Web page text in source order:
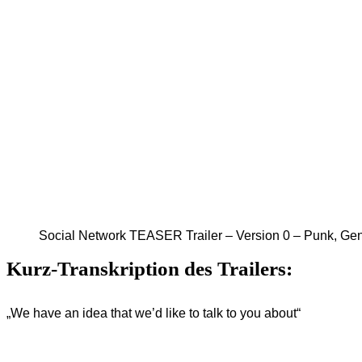
Social Network TEASER Trailer – Version 0 – Punk,
Kurz-Transkription des Trailers:
„We have an idea that we’d like to talk to you about“